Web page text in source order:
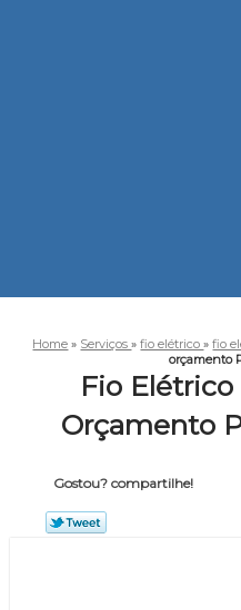
Home » Serviços»fio elétrico»fio
orçamento
Fio Elétrico
Orçamento
Gostou? compartilhe!